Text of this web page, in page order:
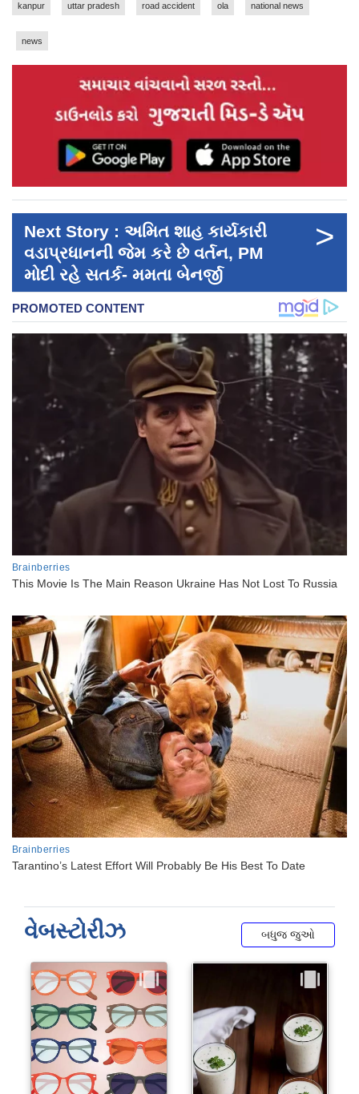
kanpur uttar pradesh road accident ola national news
news
Next Story : અમિત શાહ કાર્યકારી
વડાપ્રધાનની જેમ કરે છે વર્તન, PM
મોદી રહે સતર્ક- મમતા બેનર્જી
>
વેબસ્ટોરીઝ બધુજ જુઓ